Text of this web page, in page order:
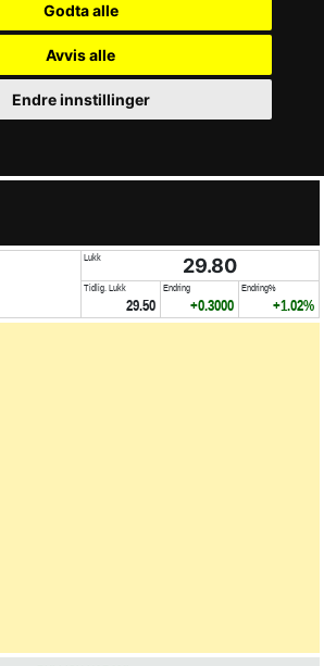
Godta alle
Avvis alle
Endre innstillinger
Lukk 29.80
Tidlig. Lukk
29.50
Endring
+0.3000
Endring%
+1.02%